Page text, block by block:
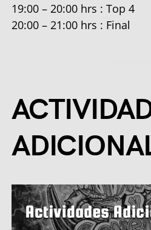
19:00 – 20:00 hrs : Top 4
20:00 – 21:00 hrs : Final